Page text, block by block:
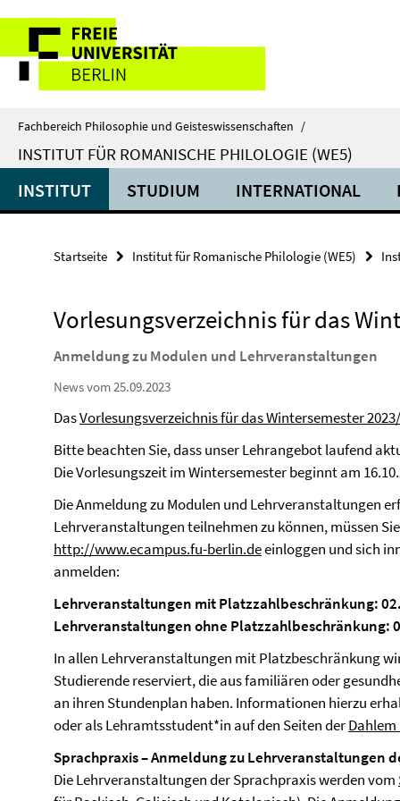
direkt
zu
Inhalt
Service-
Navigation
Fachbereich Philosophie und Geisteswissenschaften /
INSTITUT FÜR ROMANISCHE PHILOLOGIE (WE5)
INSTITUT STUDIUM INTERNATIONAL
Startseite Institut für Romanische Philologie (WE5)
Vorlesungsverzeichnis für das
Anmeldung zu Modulen und Lehrveranstaltungen
News vom 25.09.2023
DasVorlesungsverzeichnis für das Wintersemester
Bitte beachten Sie, dass unser Lehrangebot laufend
Die Vorlesungszeit im Wintersemester beginnt am
Die Anmeldung zu Modulen und Lehrveranstaltungen
Lehrveranstaltungen teilnehmen zu können, müssen
http://www.ecampus.fu-berlin.deeinloggen und sich
anmelden:
Lehrveranstaltungen mit Platzzahlbeschränkung:
Lehrveranstaltungen ohne Platzzahlbeschränkung:
In allen Lehrveranstaltungen mit Platzbeschränkung
Studierende reserviert, die aus familiären oder
an ihren Stundenplan haben. Informationen hierzu
oder als Lehramtsstudent*in auf den Seiten der
Sprachpraxis – Anmeldung zu Lehrveranstaltungen
Die Lehrveranstaltungen der Sprachpraxis werden vom